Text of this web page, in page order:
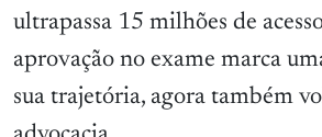
ultrapassa 15 milhões de
aprovação no exame marca
sua trajetória, agora também